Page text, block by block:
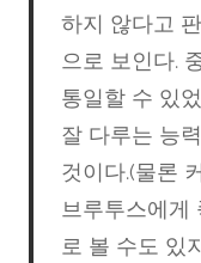
하지 않다고
으로 보인다.
통일할 수 있
잘 다루는 능
것이다.(물론
브루투스에게
로 볼 수도 있